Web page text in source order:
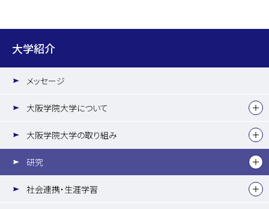
大学紹介
メッセージ
大阪学院大学について
大阪学院大学の取り組み
研究
社会連携・生涯学習